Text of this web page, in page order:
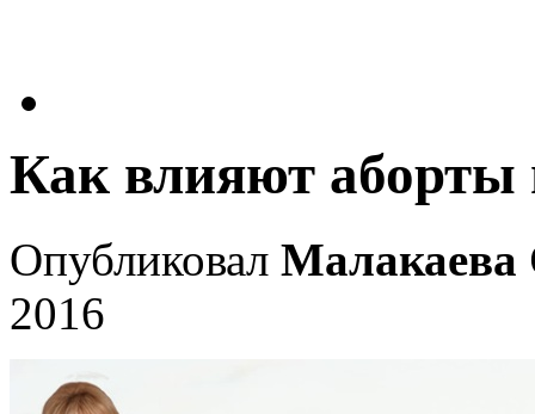
Как влияют
Опубликовал Малакаева
2016